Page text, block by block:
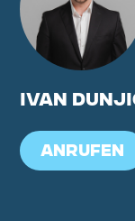
IVAN
ANRUFEN